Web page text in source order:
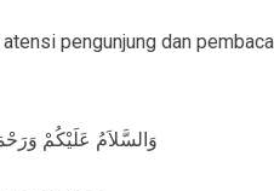
pengunjung dan
وَالسَّلاَمُ عَلَيْكُمْ